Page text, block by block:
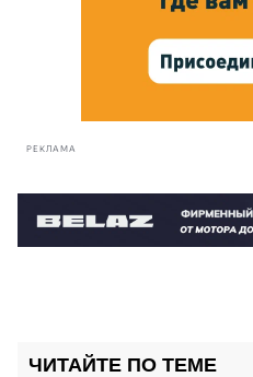
РЕКЛАМА
ЧИТАЙТЕ ПО ТЕМЕ